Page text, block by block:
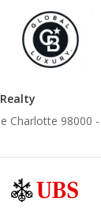
Charlotte 98000 -